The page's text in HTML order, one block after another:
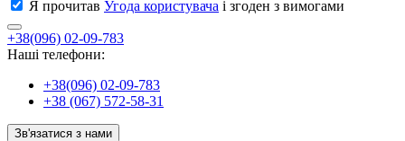
Я прочитав Угода користувача і згоден з вимогами
+38(096) 02-09-783
Наші телефони:
+38(096) 02-09-783
+38 (067) 572-58-31
Зв'язатися з нами